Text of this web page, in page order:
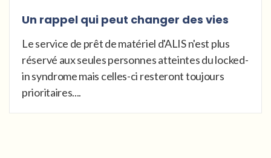
Un rappel qui peut changer des vies
Le service de prêt de matériel d'ALIS n'est plus
réservé aux seules personnes atteintes du locked-
in syndrome mais celles-ci resteront toujours
prioritaires....